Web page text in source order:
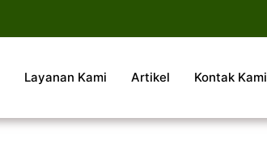
Layanan Kami Artikel Kontak Kami